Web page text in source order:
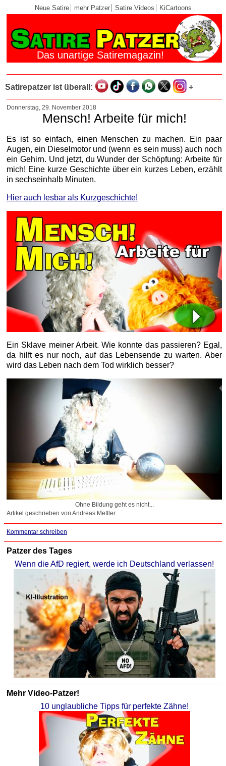
Neue Satire mehr Patzer Satire Videos KiCartoons
Das unartige Satiremagazin!
Satirepatzer ist überall: +
Donnerstag, 29. November 2018
Mensch! Arbeite für mich!
Es ist so einfach, einen Menschen zu machen. Ein paar
Augen, ein Dieselmotor und (wenn es sein muss) auch noch
ein Gehirn. Und jetzt, du Wunder der Schöpfung: Arbeite für
mich! Eine kurze Geschichte über ein kurzes Leben, erzählt
in sechseinhalb Minuten.
Hier auch lesbar als Kurzgeschichte!
Ein Sklave meiner Arbeit. Wie konnte das passieren? Egal,
da hilft es nur noch, auf das Lebensende zu warten. Aber
wird das Leben nach dem Tod wirklich besser?
Ohne Bildung geht es nicht...
Artikel geschrieben von Andreas Mettler
Kommentar schreiben
Patzer des Tages
Wenn die AfD regiert, werde ich Deutschland verlassen!
Mehr Video-Patzer!
10 unglaubliche Tipps für perfekte Zähne!